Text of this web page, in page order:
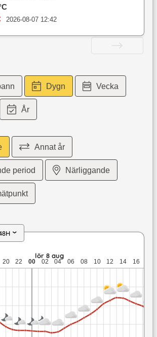
2026-08-07 12:42
Dygn Vecka
År
Annat år
period Närliggande
›
14,7 grader: ingen nederbörd: upp till 4,6
lör 8 aug
20 22 00 02 04 06 08 10 12 14 16